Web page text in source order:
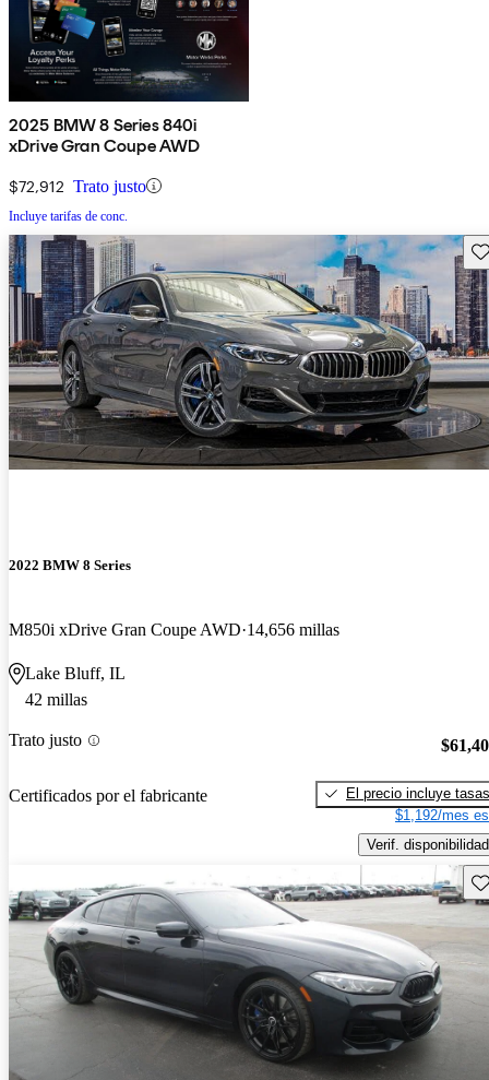
2025 BMW 8 Series 840i
xDrive Gran Coupe AWD
$72,912 Trato justo
Incluye tarifas de conc.
2022 BMW 8 Series
M850i xDrive Gran Coupe AWD 14,656 millas
Lake Bluff, IL
42 millas
Trato justo
Certificados por el fabricante
El precio incluye tasas
$1,192/mes
Verif. disponibilidad